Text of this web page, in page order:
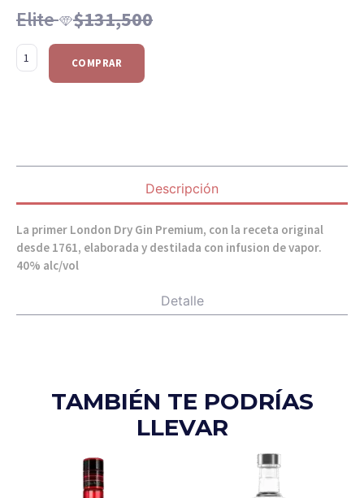
Elite $131,500
COMPRAR
Descripción
Detalle
La primer London Dry Gin Premium, con la receta original
desde 1761, elaborada y destilada con infusion de vapor.
40% alc/vol
TAMBIÉN TE PODRÍAS
LLEVAR